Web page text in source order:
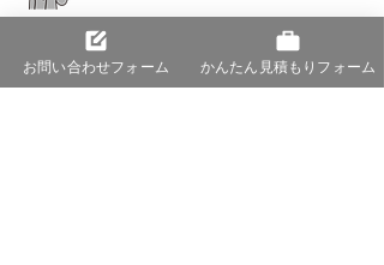
お問い合わせフォーム かんたん見積もりフォーム